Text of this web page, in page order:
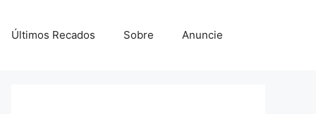
Últimos Recados Sobre Anuncie